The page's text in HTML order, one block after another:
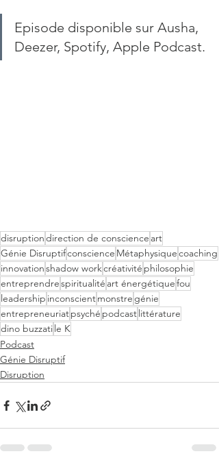
Episode disponible sur Ausha,
Deezer, Spotify, Apple Podcast.
disruptiondirection de conscience art
Génie Disruptifconscience Métaphysiquecoaching
innovationshadow workcréativité philosophie
entreprendrespiritualité art énergétiquefou
leadership inconscientmonstre génie
entrepreneuriatpsyché podcast littérature
dino buzzati le K
Podcast
Génie Disruptif
Disruption